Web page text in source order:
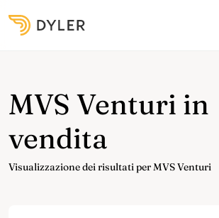
MVS Venturi in
vendita
Visualizzazione dei risultati per MVS Venturi